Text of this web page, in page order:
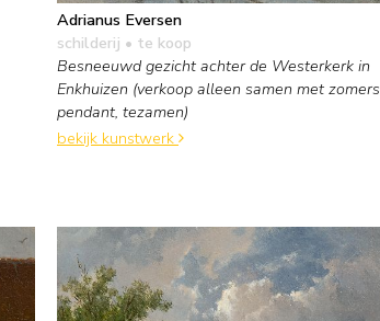
Adrianus Eversen
schilderij • te koop
Besneeuwd gezicht achter de Westerkerk in
Enkhuizen (verkoop alleen samen met zomers
pendant, tezamen)
bekijk kunstwerk